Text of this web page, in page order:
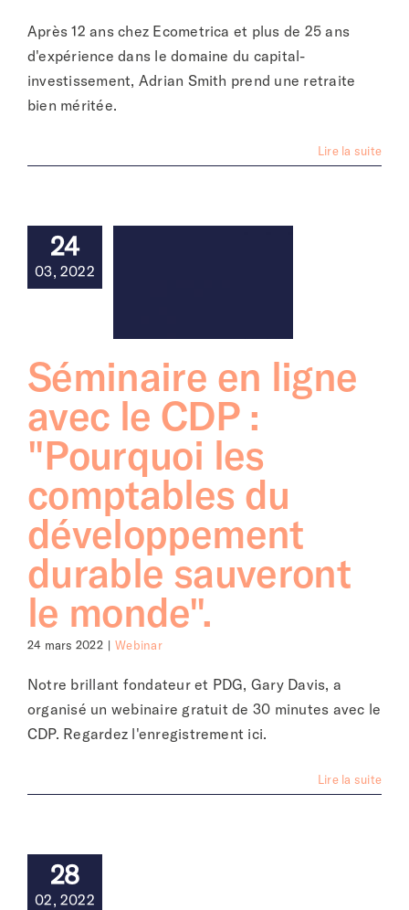
Après 12 ans chez Ecometrica et plus de 25 ans
d'expérience dans le domaine du capital-
investissement, Adrian Smith prend une retraite
bien méritée.
Lire la suite
24
03, 2022
Séminaire en ligne
avec le CDP :
"Pourquoi les
comptables du
développement
durable sauveront
le monde".
24 mars 2022 | Webinar
Notre brillant fondateur et PDG, Gary Davis, a
organisé un webinaire gratuit de 30 minutes avec le
CDP. Regardez l'enregistrement ici.
Lire la suite
28
02, 2022